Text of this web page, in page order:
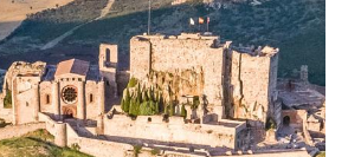
EXPLORAR ZOOM